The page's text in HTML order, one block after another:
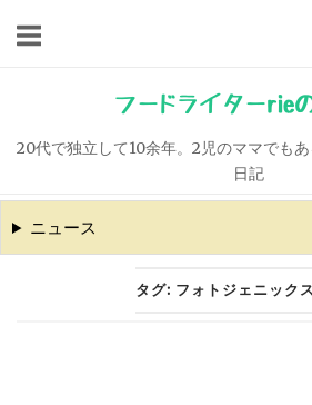
キ
ッ
フードライターrie
20代で独立して10余年。2児のママでも
日記
ニュース
タグ: フォトジェニック